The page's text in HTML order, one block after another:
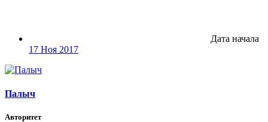
Дата начала
17 Ноя 2017
Палыч
Авторитет